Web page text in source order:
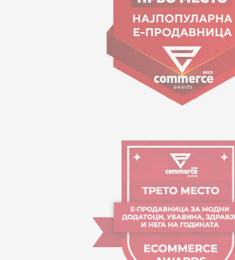
Работно време:
09:00 до 17:00